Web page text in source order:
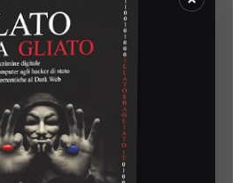
documentali
l’audit